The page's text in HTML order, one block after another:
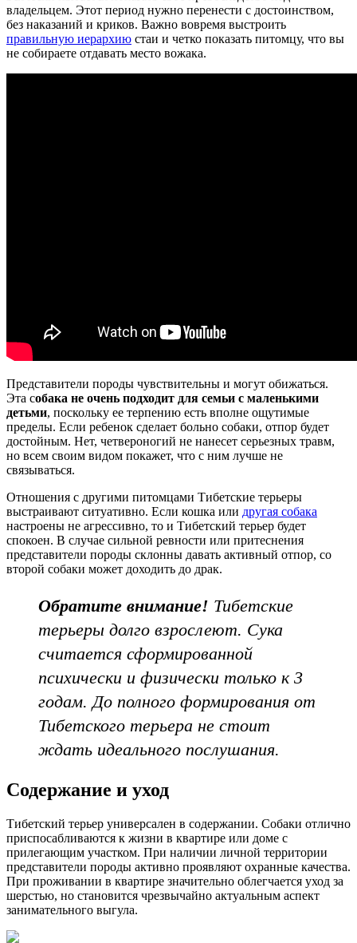
владельцем. Этот период нужно перенести с достоинством,
без наказаний и криков. Важно вовремя выстроить
правильную иерархию стаи и четко показать питомцу, что вы
не собираете отдавать место вожака.
Представители породы чувствительны и могут обижаться.
Эта собака не очень подходит для семьи с маленькими
детьми, поскольку ее терпению есть вполне ощутимые
пределы. Если ребенок сделает больно собаки, отпор будет
достойным. Нет, четвероногий не нанесет серьезных травм,
но всем своим видом покажет, что с ним лучше не
связываться.
Отношения с другими питомцами Тибетские терьеры
выстраивают ситуативно. Если кошка или другая собака
настроены не агрессивно, то и Тибетский терьер будет
спокоен. В случае сильной ревности или притеснения
представители породы склонны давать активный отпор, со
второй собаки может доходить до драк.
Обратите внимание! Тибетские
терьеры долго взрослеют. Сука
считается сформированной
психически и физически только к 3
годам. До полного формирования от
Тибетского терьера не стоит
ждать идеального послушания.
Содержание и уход
Тибетский терьер универсален в содержании. Собаки отлично
приспосабливаются к жизни в квартире или доме с
прилегающим участком. При наличии личной территории
представители породы активно проявляют охранные качества.
При проживании в квартире значительно облегчается уход за
шерстью, но становится чрезвычайно актуальным аспект
занимательного выгула.